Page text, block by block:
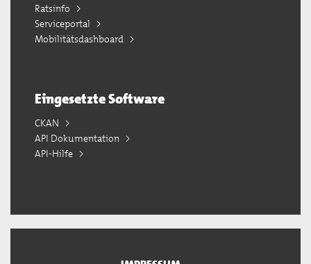
Ratsinfo
Serviceportal
Mobilitätsdashboard
Eingesetzte Software
CKAN
API Dokumentation
API-Hilfe